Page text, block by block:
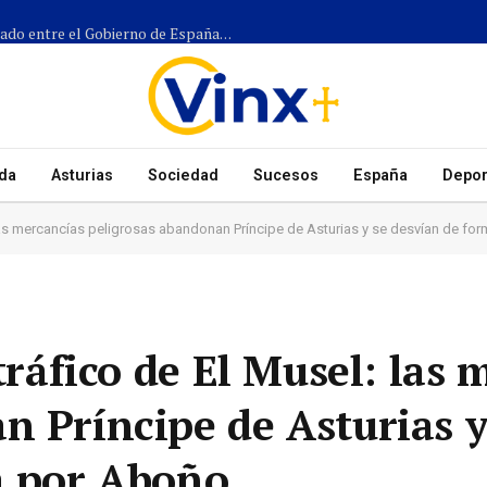
Más de 1.300 efectivos participarán en el dispositivo coordinado entre el Gobierno de España, el Principado de Asturias y los ayuntamientos para el eclipse del 12 de agosto
Asturias Sociedad Sucesos España
mercancías peligrosas abandonan Príncipe de Asturias y se desvían de
de El Musel: las
Príncipe de Asturias